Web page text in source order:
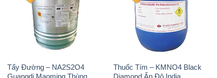
Tẩy Đường – NA2S2O4
Guangdi Maoming Thùng
Thuốc Tím – KMNO4 Black
Diamond Ấn Độ India